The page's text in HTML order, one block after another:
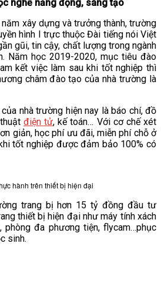
nghề năng động, sáng tạo
xây dựng và trưởng thành, trường
hình I trực thuộc Đài tiếng nói Việt
gũi, tin cậy, chất lượng trong ngành
Năm học 2019-2020, mục tiêu đào
kết việc làm sau khi tốt nghiệp thì
châm đào tạo của nhà trường là
nhà trường hiện nay là báo chí, đồ
điện tử, kế toán… Với cơ chế xét
giản, học phí ưu đãi, miễn phí chỗ ở
tốt nghiệp được đảm bảo 100% có
hành trên thiết bị hiện đại
trang bị hơn 15 tỷ đồng đầu tư
thiết bị hiện đại như máy tính xách
phòng đa phương tiện, flycam…phục
sinh.